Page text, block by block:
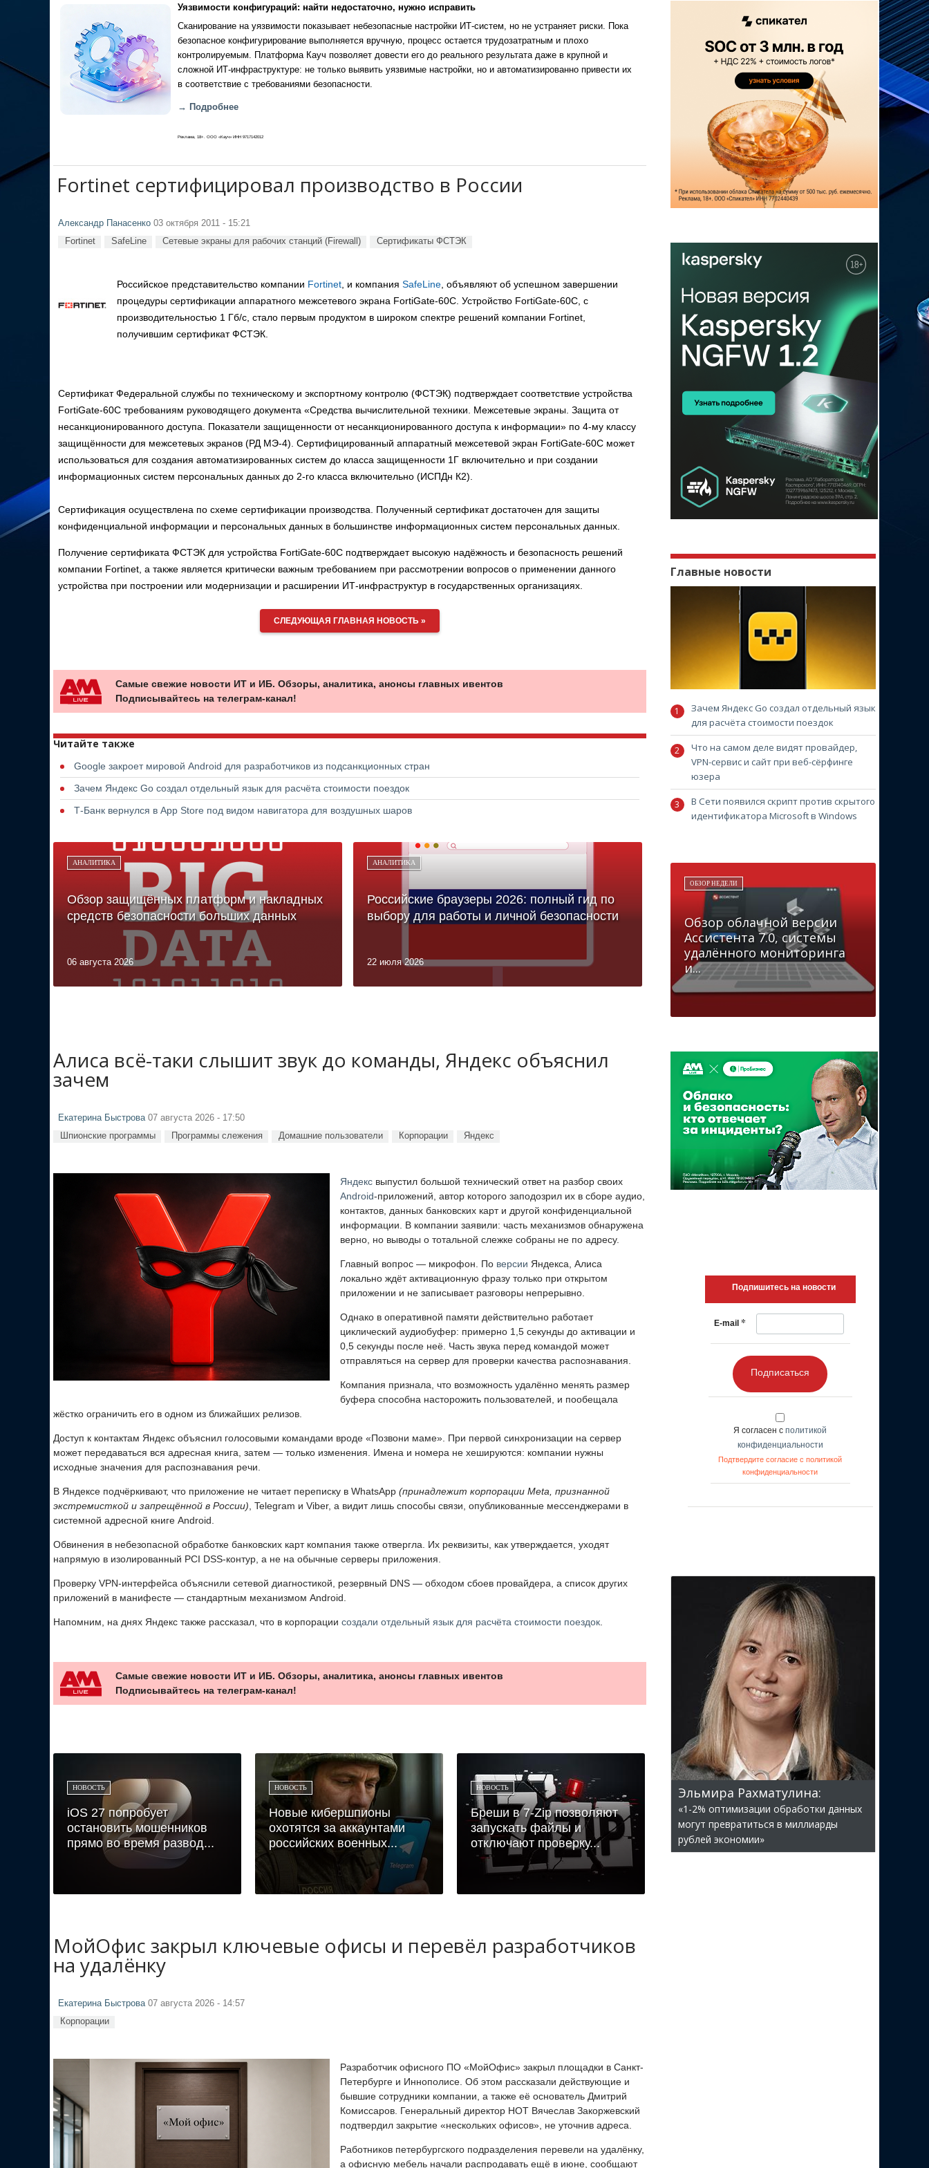
Уязвимости конфигураций: найти недостаточно, нужно исправить
Сканирование на уязвимости показывает небезопасные настройки ИТ-систем, но не устраняет риски. Пока
безопасное конфигурирование выполняется вручную, процесс остается трудозатратным и плохо
контролируемым. Платформа Кауч позволяет довести его до реального результата даже в крупной и
сложной ИТ-инфраструктуре: не только выявить уязвимые настройки, но и автоматизированно привести их
в соответствие с требованиями безопасности.
→ Подробнее
Реклама, 18+. ООО «Кауч» ИНН 9717142012
Fortinet сертифицировал производство в России
Александр Панасенко 03 октября 2011 - 15:21
Fortinet SafeLine Сетевые экраны для рабочих станций (Firewall) Сертификаты ФСТЭК
Российское представительство компании Fortinet , и компания SafeLine , объявляют об успешном завершении
процедуры сертификации аппаратного межсетевого экрана FortiGate-60C. Устройство FortiGate-60C, с
производительностью 1 Гб/с, стало первым продуктом в широком спектре решений компании Fortinet,
получившим сертификат ФСТЭК.
Сертификат Федеральной службы по техническому и экспортному контролю (ФСТЭК) подтверждает соответствие устройства
FortiGate-60C требованиям руководящего документа «Средства вычислительной техники. Межсетевые экраны. Защита от
несанкционированного доступа. Показатели защищенности от несанкционированного доступа к информации» по 4-му классу
защищённости для межсетевых экранов (РД МЭ-4). Сертифицированный аппаратный межсетевой экран FortiGate-60C может
использоваться для создания автоматизированных систем до класса защищенности 1Г включительно и при создании
информационных систем персональных данных до 2-го класса включительно (ИСПДн К2).
Сертификация осуществлена по схеме сертификации производства. Полученный сертификат достаточен для защиты
конфиденциальной информации и персональных данных в большинстве информационных систем персональных данных.
Получение сертификата ФСТЭК для устройства FortiGate-60С подтверждает высокую надёжность и безопасность решений
компании Fortinet, а также является критически важным требованием при рассмотрении вопросов о применении данного
устройства при построении или модернизации и расширении ИТ-инфраструктур в государственных организациях.
СЛЕДУЮЩАЯ ГЛАВНАЯ НОВОСТЬ »
Самые свежие новости ИТ и ИБ. Обзоры, аналитика, анонсы главных ивентов
Подписывайтесь на телеграм-канал!
Читайте также
Google закроет мировой Android для разработчиков из подсанкционных стран
Зачем Яндекс Go создал отдельный язык для расчёта стоимости поездок
Т-Банк вернулся в App Store под видом навигатора для воздушных шаров
АНАЛИТИКА
Обзор защищённых платформ и накладных
средств безопасности больших данных
06 августа 2026
АНАЛИТИКА
Российские браузеры 2026: полный гид по
выбору для работы и личной безопасности
22 июля 2026
Алиса всё-таки слышит звук до команды, Яндекс объяснил
зачем
Екатерина Быстрова 07 августа 2026 - 17:50
Шпионские программы Программы слежения Домашние пользователи Корпорации Яндекс
Яндекс выпустил большой технический ответ на разбор своих
Android-приложений, автор которого заподозрил их в сборе аудио,
контактов, данных банковских карт и другой конфиденциальной
информации. В компании заявили: часть механизмов обнаружена
верно, но выводы о тотальной слежке собраны не по адресу.
Главный вопрос — микрофон. По версии Яндекса, Алиса
локально ждёт активационную фразу только при открытом
приложении и не записывает разговоры непрерывно.
Однако в оперативной памяти действительно работает
циклический аудиобуфер: примерно 1,5 секунды до активации и
0,5 секунды после неё. Часть звука перед командой может
отправляться на сервер для проверки качества распознавания.
Компания признала, что возможность удалённо менять размер
буфера способна насторожить пользователей, и пообещала
жёстко ограничить его в одном из ближайших релизов.
Доступ к контактам Яндекс объяснил голосовыми командами вроде «Позвони маме». При первой синхронизации на сервер
может передаваться вся адресная книга, затем — только изменения. Имена и номера не хешируются: компании нужны
исходные значения для распознавания речи.
В Яндексе подчёркивают, что приложение не читает переписку в WhatsApp (принадлежит корпорации Meta, признанной
экстремисткой и запрещённой в России) , Telegram и Viber, а видит лишь способы связи, опубликованные мессенджерами в
системной адресной книге Android.
Обвинения в небезопасной обработке банковских карт компания также отвергла. Их реквизиты, как утверждается, уходят
напрямую в изолированный PCI DSS-контур, а не на обычные серверы приложения.
Проверку VPN-интерфейса объяснили сетевой диагностикой, резервный DNS — обходом сбоев провайдера, а список других
приложений в манифесте — стандартным механизмом Android.
Напомним, на днях Яндекс также рассказал, что в корпорации создали отдельный язык для расчёта стоимости поездок
Самые свежие новости ИТ и ИБ. Обзоры, аналитика, анонсы главных ивентов
Подписывайтесь на телеграм-канал!
НОВОСТЬ
iOS 27 попробует
остановить мошенников
прямо во время развод...
НОВОСТЬ
Новые кибершпионы
охотятся за аккаунтами
российских военных...
НОВОСТЬ
Бреши в 7-Zip позволяют
запускать файлы и
отключают проверку...
МойОфис закрыл ключевые офисы и перевёл разработчиков
на удалёнку
Екатерина Быстрова 07 августа 2026 - 14:57
Корпорации
Разработчик офисного ПО «МойОфис» закрыл площадки в Санкт-
Петербурге и Иннополисе. Об этом рассказали действующие и
бывшие сотрудники компании, а также её основатель Дмитрий
Комиссаров. Генеральный директор НОТ Вячеслав Закоржевский
подтвердил закрытие «нескольких офисов», не уточнив адреса.
Работников петербургского подразделения перевели на удалёнку,
а офисную мебель начали распродавать ещё в июне, сообщают
Главные новости
Зачем Яндекс Go создал отдельный язык
для расчёта стоимости поездок
Что на самом деле видят провайдер,
VPN-сервис и сайт при веб-сёрфинге
юзера
В Сети появился скрипт против скрытого
идентификатора Microsoft в Windows
ОБЗОР НЕДЕЛИ
Обзор облачной версии
Ассистента 7.0, системы
удалённого мониторинга
и...
Подпишитесь на новости
E-mail *
Подписаться
Я согласен с политикой
конфиденциальности
Подтвердите согласие с политикой
конфиденциальности
Эльмира Рахматулина:
«1-2% оптимизации обработки данных
могут превратиться в миллиарды
рублей экономии»